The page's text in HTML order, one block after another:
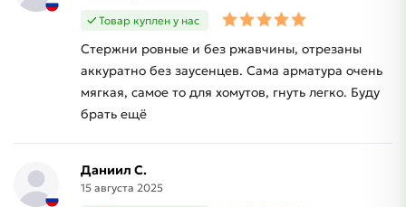
Товар куплен у нас
Стержни ровные и без ржавчины, отрезаны
аккуратно без заусенцев. Сама арматура очень
мягкая, самое то для хомутов, гнуть легко. Буду
брать ещё
Даниил С.
15 августа 2025